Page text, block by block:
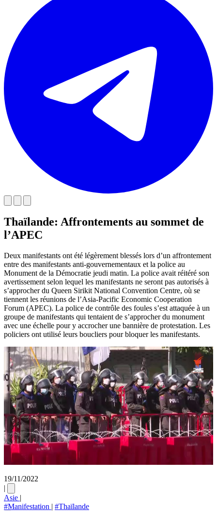
Thaïlande: Affrontements au sommet de
l’APEC
Deux manifestants ont été légèrement blessés lors d’un affrontement
entre des manifestants anti-gouvernementaux et la police au
Monument de la Démocratie jeudi matin. La police avait réitéré son
avertissement selon lequel les manifestants ne seront pas autorisés à
s’approcher du Queen Sirikit National Convention Centre, où se
tiennent les réunions de l’Asia-Pacific Economic Cooperation
Forum (APEC). La police de contrôle des foules s’est attaquée à un
groupe de manifestants qui tentaient de s’approcher du monument
avec une échelle pour y accrocher une bannière de protestation. Les
policiers ont utilisé leurs boucliers pour bloquer les manifestants.
19/11/2022
|
Asie |
#Manifestation | #Thaïlande